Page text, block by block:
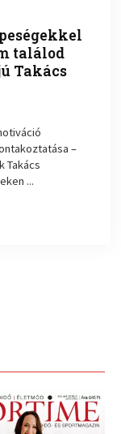
találod
Takács
–
Takács
...